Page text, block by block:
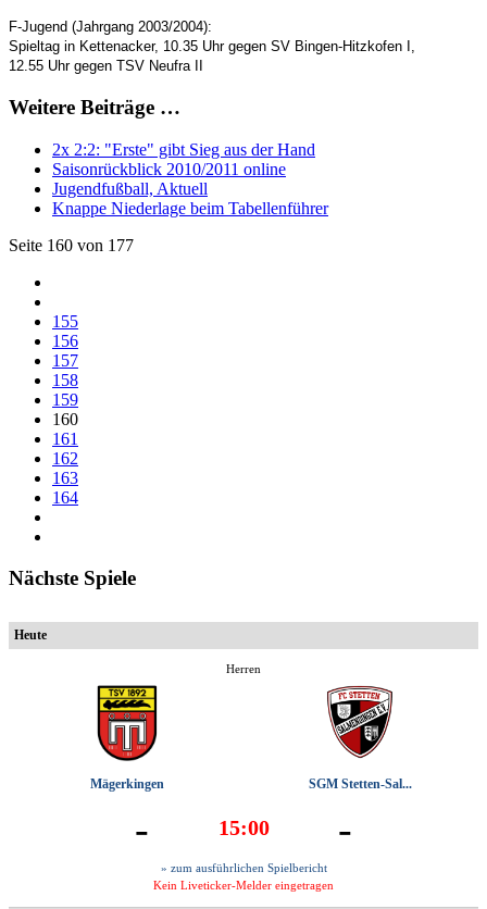
F-Jugend (Jahrgang 2003/2004):
Spieltag in Kettenacker, 10.35 Uhr gegen SV Bingen-Hitzkofen I,
12.55 Uhr gegen TSV Neufra II
Weitere Beiträge …
2x 2:2: "Erste" gibt Sieg aus der Hand
Saisonrückblick 2010/2011 online
Jugendfußball, Aktuell
Knappe Niederlage beim Tabellenführer
Seite 160 von 177
155
156
157
158
159
160
161
162
163
164
Nächste Spiele
Heute
Herren
Mägerkingen SGM Stetten-Sal...
- 15:00 -
» zum ausführlichen Spielbericht
Kein Liveticker-Melder eingetragen